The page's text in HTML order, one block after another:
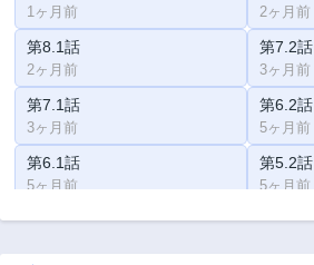
1ヶ月前 2ヶ月前
第8.1話
2ヶ月前
第7.2話
3ヶ月前
第7.1話
3ヶ月前
第6.2話
5ヶ月前
第6.1話
5ヶ月前
第5.2話
5ヶ月前
第5.1話 第4.2話